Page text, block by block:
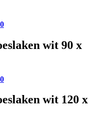
wit 90 x
wit 120 x